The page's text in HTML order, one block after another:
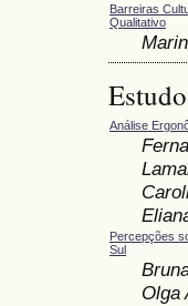
Barreiras
Qualitativo
Análise
Percepções
Sul
Olga